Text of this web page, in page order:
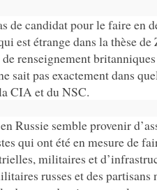
de candidat pour le faire en
est étrange dans la thèse de
renseignement
sait pas exactement dans
CIA et du NSC.
Russie semble provenir
qui ont été en mesure de
militaires et
russes et des partisans